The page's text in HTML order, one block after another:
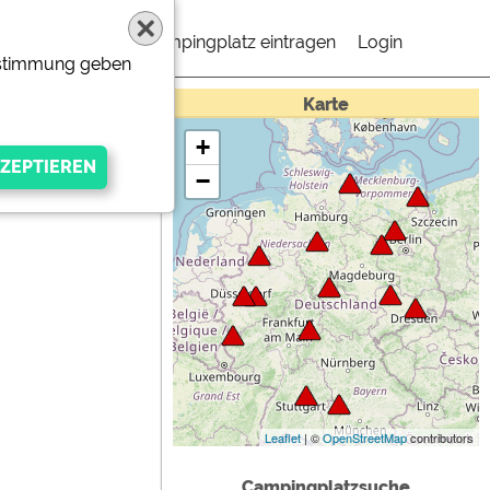
Campingplatz eintragen Login
Karte
+
−
Leaflet| ©OpenStreetMapcontributors
geben
Anbieters